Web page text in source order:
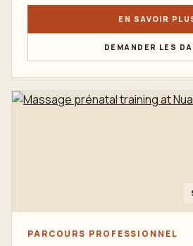
EN SAVOIR
DEMANDER LES
PARCOURS PROFESSIONNEL